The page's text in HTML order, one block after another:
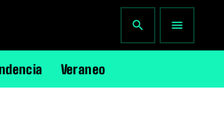
Veraneo
search menu